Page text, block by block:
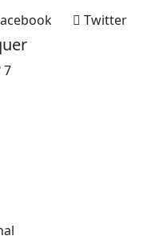
Twitter
7